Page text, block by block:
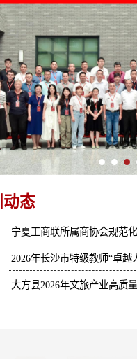
动态
2026年长沙市特级教师“卓
家庭科学膳食与营养管理
文化创意IP开发与运营培训班
"手泽芳华 心归雅境"山东大
“护航成长”家长实训营